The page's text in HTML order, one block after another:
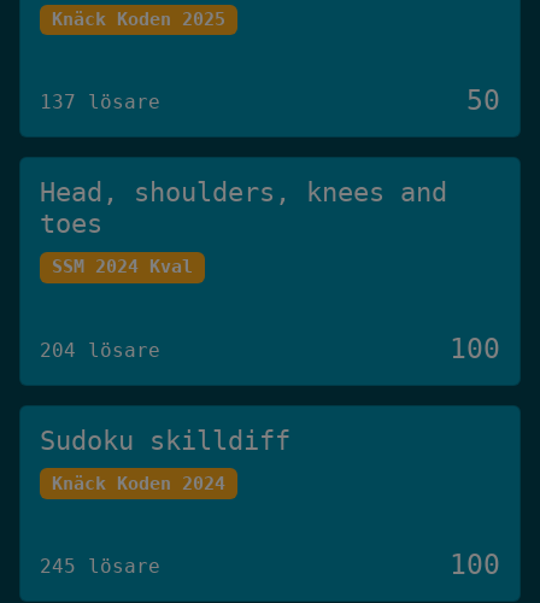
Knäck Koden 2025
137 lösare 50
Head, shoulders, knees and
toes
SSM 2024 Kval
204 lösare 100
Sudoku skilldiff
Knäck Koden 2024
245 lösare 100